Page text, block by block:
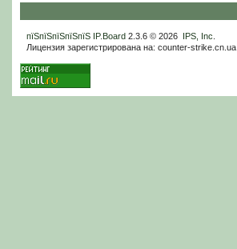
пїЅпїЅпїЅпїЅпїЅ IP.Board2.3.6 © 2026 IPS, Inc
Лицензия зарегистрирована на: counter-strike.cn.ua